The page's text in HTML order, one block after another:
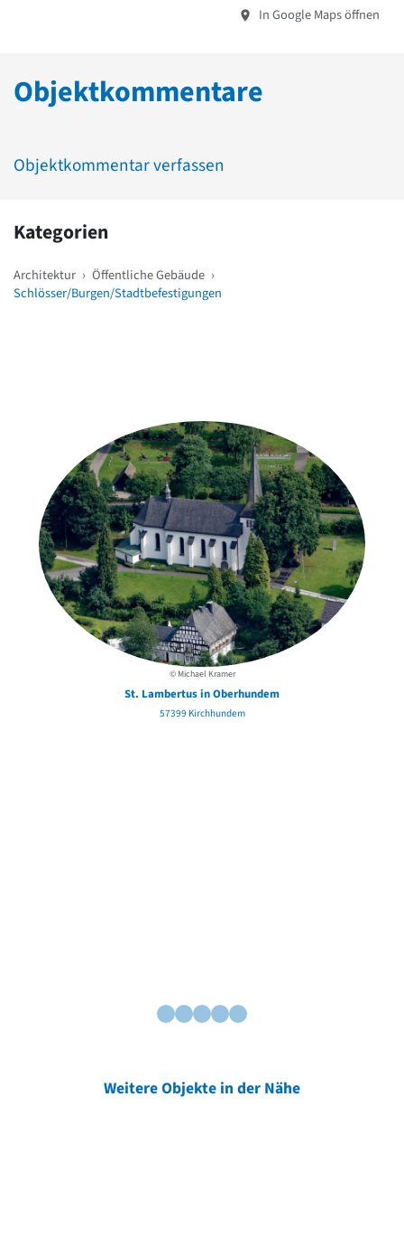
In Google Maps öffnen
Objektkommentare
Objektkommentar verfassen
Kategorien
Architektur › Öffentliche Gebäude ›
Schlösser/Burgen/Stadtbefestigungen
© Michael Kramer
St. Lambertus in Oberhundem
57399 Kirchhundem
Weitere Objekte in der Nähe